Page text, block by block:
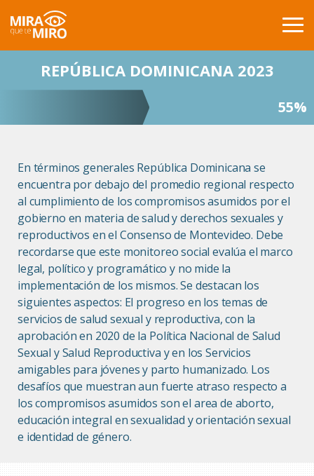
INICIO
PAISES
PUBLICACIONES
GLOSARIO
ACERCA DE
BUSCAR
CONTACTO
ESP ENG
REPÚBLICA DOMINICANA 2023
55%
En términos generales República Dominicana se
encuentra por debajo del promedio regional respecto
al cumplimiento de los compromisos asumidos por el
gobierno en materia de salud y derechos sexuales y
reproductivos en el Consenso de Montevideo. Debe
recordarse que este monitoreo social evalúa el marco
legal, político y programático y no mide la
implementación de los mismos. Se destacan los
siguientes aspectos: El progreso en los temas de
servicios de salud sexual y reproductiva, con la
aprobación en 2020 de la Política Nacional de Salud
Sexual y Salud Reproductiva y en los Servicios
amigables para jóvenes y parto humanizado. Los
desafíos que muestran aun fuerte atraso respecto a
los compromisos asumidos son el area de aborto,
educación integral en sexualidad y orientación sexual
e identidad de género.